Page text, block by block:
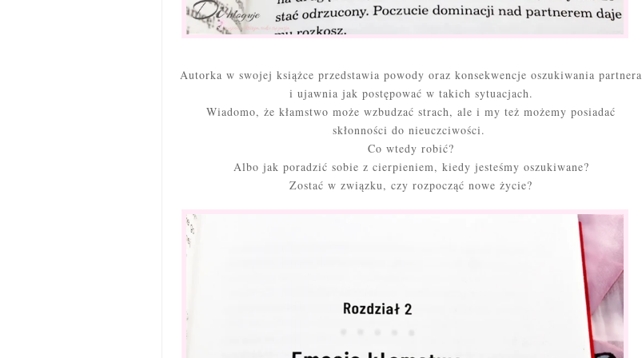
Autorka w swojej książce przedstawia powody oraz konsekwencje oszukiwania partnera
i ujawnia jak postępować w takich sytuacjach.
Wiadomo, że kłamstwo może wzbudzać strach, ale i my też możemy posiadać
skłonności do nieuczciwości.
Co wtedy robić?
Albo jak poradzić sobie z cierpieniem, kiedy jesteśmy oszukiwane?
Zostać w związku, czy rozpocząć nowe życie?